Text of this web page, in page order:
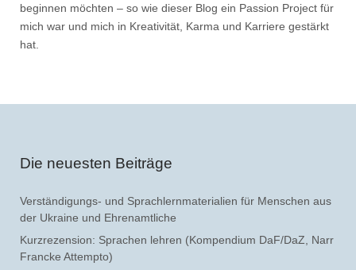
beginnen möchten – so wie dieser Blog ein Passion Project für
mich war und mich in Kreativität, Karma und Karriere gestärkt
hat.
Die neuesten Beiträge
Verständigungs- und Sprachlernmaterialien für Menschen aus
der Ukraine und Ehrenamtliche
Kurzrezension: Sprachen lehren (Kompendium DaF/DaZ, Narr
Francke Attempto)